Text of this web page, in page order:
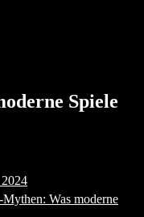
Spiele
Was moderne